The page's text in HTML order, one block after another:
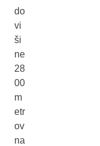
do
vi
ši
ne
28
00
m
etr
ov
na